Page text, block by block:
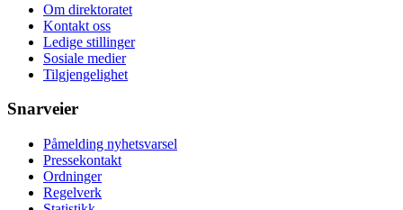
Om direktoratet
Kontakt oss
Ledige stillinger
Sosiale medier
Tilgjengelighet
Snarveier
Påmelding nyhetsvarsel
Pressekontakt
Ordninger
Regelverk